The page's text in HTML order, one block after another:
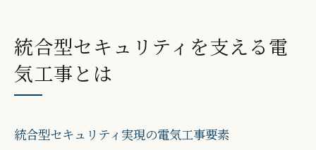
統合型セキュリティを支える電
気工事とは
統合型セキュリティ実現の電気工事要素